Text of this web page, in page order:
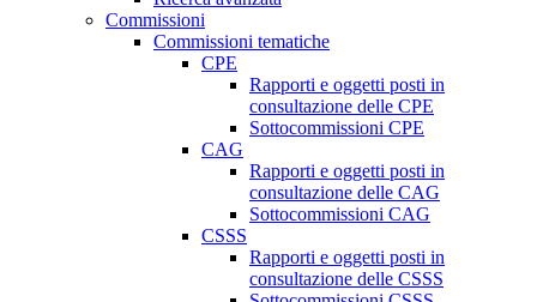
Commissioni
Commissioni tematiche
CPE
Rapporti e oggetti posti in
consultazione delle CPE
Sottocommissioni CPE
CAG
Rapporti e oggetti posti in
consultazione delle CAG
Sottocommissioni CAG
CSSS
Rapporti e oggetti posti in
consultazione delle CSSS